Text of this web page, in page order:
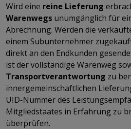
Wird eine reine Lieferung
Warenwegs unumgänglich für
Abrechnung. Werden die
einem Subunternehmer
direkt an den Endkunden
ist der vollständige Warenweg
Transportverantwortung zu
innergemeinschaftlichen
UID-Nummer des
Mitgliedstaates in Erfahrung zu
überprüfen.